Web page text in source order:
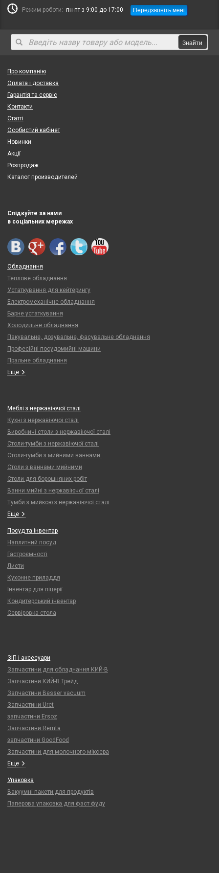
Режим роботи: пн-пт з 9:00 до 17:00 Передзвоніть мені
Знайти
Про компанію
Оплата і доставка
Гарантія та сервіс
Контакти
Статті
Особистий кабінет
Новинки
Акції
Розпродаж
Каталог производителей
Слідкуйте за нами
в соціальних мережах
Обладнання
Теплове обладнання
Устаткування для кейтерингу
Електромеханічне обладнання
Барне устаткування
Холодильне обладнання
Пакувальне, дозувальне, фасувальне обладнання
Професійні посудомийні машини
Пральне обладнання
Еще
Меблі з нержавіючої сталі
Кухні з нержавіючої сталі
Виробничі столи з нержавіючої сталі
Столи-тумби з нержавіючої сталі
Столи-тумби з мийними ваннами.
Столи з ваннами мийними
Столи для борошняних робіт
Ванни мийні з нержавіючої сталі
Тумби з мийкою з нержавіючої сталі
Еще
Посуд та інвентар
Наплитний посуд
Гастроємності
Листи
Кухонне приладдя
Інвентар для піцерії
Кондитерський інвентар
Сервіровка стола
ЗІП і аксесуари
Запчастини для обладнання КИЙ-В
Запчастини КИЙ-В Трейд
Запчастини Besser vacuum
Запчастини Uret
запчастини Ersoz
Запчастини Remta
запчастини GoodFood
Запчастини для молочного міксера
Еще
Упаковка
Вакуумні пакети для продуктів
Паперова упаковка для фаст фуду